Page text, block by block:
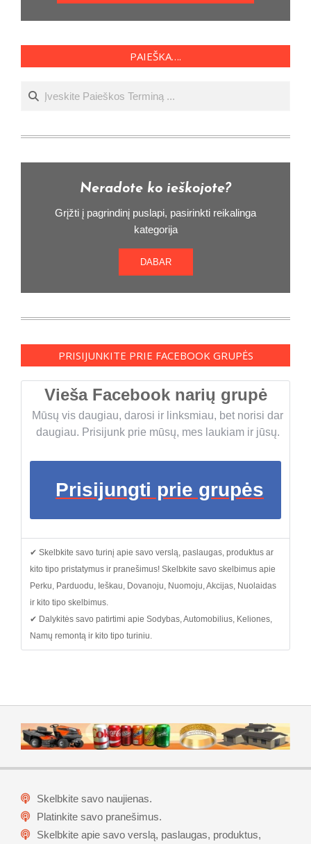
PAIEŠKA….
Ieškoti
Neradote ko ieškojote?
Grįžti į pagrindinį puslapi, pasirinkti reikalinga
kategorija
DABAR
PRISIJUNKITE PRIE FACEBOOK GRUPĖS
Vieša Facebook narių grupė
Mūsų vis daugiau, darosi ir linksmiau, bet norisi dar
daugiau. Prisijunk prie mūsų, mes laukiam ir jūsų.
Prisijungti prie grupės
✔ Skelbkite savo turinį apie savo verslą, paslaugas, produktus ar
kito tipo pristatymus ir pranešimus! Skelbkite savo skelbimus apie
Perku, Parduodu, Ieškau, Dovanoju, Nuomoju, Akcijas, Nuolaidas
ir kito tipo skelbimus.
✔ Dalykitės savo patirtimi apie Sodybas, Automobilius, Keliones,
Namų remontą ir kito tipo turiniu.
Skelbkite savo naujienas.
Platinkite savo pranešimus.
Skelbkite apie savo verslą, paslaugas, produktus,